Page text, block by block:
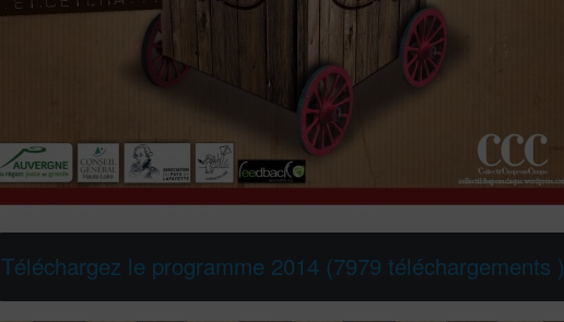
Téléchargez le programme 2014 (7979 téléchargements )